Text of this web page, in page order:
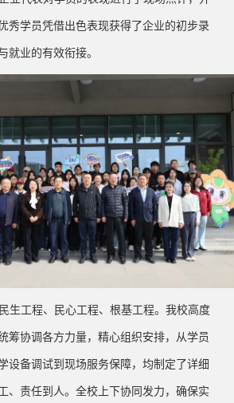
秀学员凭借出色表现获得了企业的初步录
就业的有效衔接。
生工程、民心工程、根基工程。我校高度
筹协调各方力量，精心组织安排，从学员
设备调试到现场服务保障，均制定了详细
、责任到人。全校上下协同发力，确保实